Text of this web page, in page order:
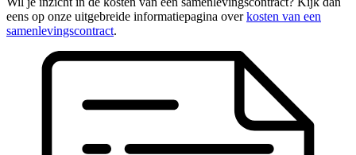
eens op onze uitgebreide informatiepagina overkosten van een
samenlevingscontract.